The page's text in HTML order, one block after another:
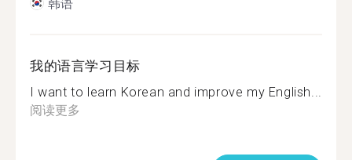
韩语
我的语言学习目标
I want to learn Korean and improve my English...
阅读更多